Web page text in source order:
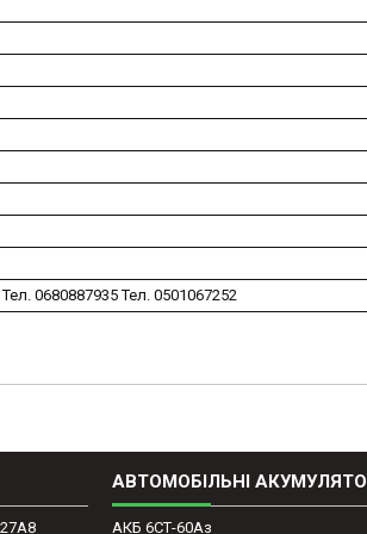
0680887935 Тел. 0501067252
АВТОМОБІЛЬНІ
АКБ 6СТ-60Аз